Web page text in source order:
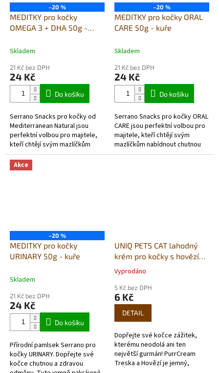
–20 %
MEDITKY pro kočky
OMEGA 3 + DHA 50g -
Skladem
21 Kč bez DPH
24 Kč
Do košíku
Serrano Snacks pro kočky od
Mediterranean Natural jsou
perfektní volbou pro majitele,
kteří chtějí svým mazlíčkům
nabídnout chutnou a zdravou
svačinu s přidanou hodnotou
Omega 3...
–20 %
MEDITKY pro kočky ORAL
CARE 50g - kuře
Skladem
21 Kč bez DPH
24 Kč
Do košíku
Serrano Snacks pro kočky ORAL
CARE jsou perfektní volbou pro
majitele, kteří chtějí svým
mazlíčkům nabídnout chutnou
svačinu, která zároveň pečuje o
Akce
–20 %
MEDITKY pro kočky
URINARY 50g - kuře
Skladem
21 Kč bez DPH
24 Kč
Do košíku
Přírodní pamlsek Serrano pro
kočky URINARY. Dopřejte své
kočce chutnou a zdravou
UNIQ PETS CAT lahodný
krém pro kočky s hovězím
masem a treskou 15g
(x50ks)
Průměrné
produktu
je
hvězdiček.
Vyprodáno
5 Kč bez DPH
6 Kč
DETAIL
Dopřejte své kočce zážitek,
kterému neodolá ani ten
největší gurmán! PurrCream
Treska a Hovězí je jemný,